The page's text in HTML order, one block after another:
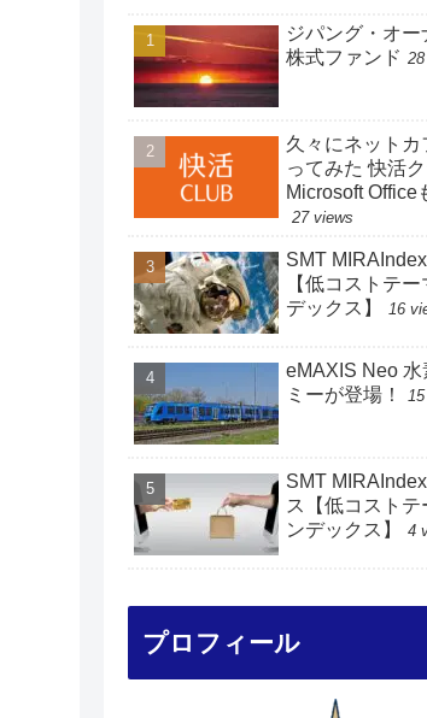
ジパング・オー
株式ファンド
久々にネットカ
ってみた 快活
Microsoft Office
27 views
SMT
【低コストテ
デックス】
16
eMAXIS Neo 水
ミーが登場！
SMT
ス【低コストテ
ンデックス】
4
プロフィール